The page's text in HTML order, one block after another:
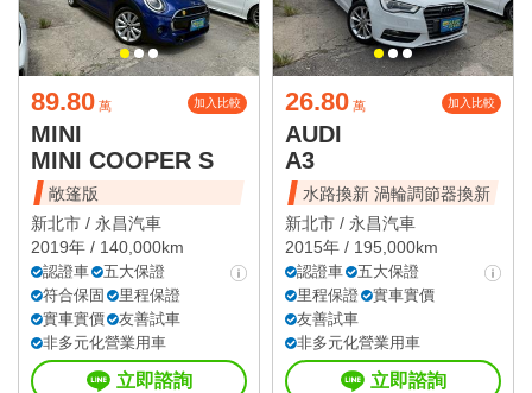
89.80 萬 加入比較
MINI
MINI COOPER S
敞篷版
新北市 / 永昌汽車
2019年 / 140,000km
認證車
五大保證
符合保固
里程保證
實車實價
友善試車
非多元化營業用車
立即諮詢
26.80 萬 加入比較
AUDI
A3
水路換新 渦輪調節器換新
新北市 / 永昌汽車
2015年 / 195,000km
認證車
五大保證
里程保證
實車實價
友善試車
非多元化營業用車
立即諮詢